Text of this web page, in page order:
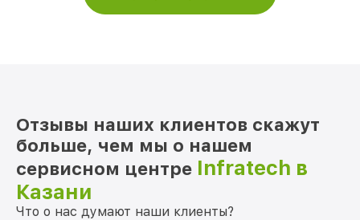
Отзывы наших клиентов скажут
больше, чем мы о нашем
сервисном центре Infratech в
Казани
Что о нас думают наши клиенты?